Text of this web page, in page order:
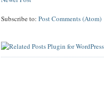
Subscribe to:Post Comments (Atom)